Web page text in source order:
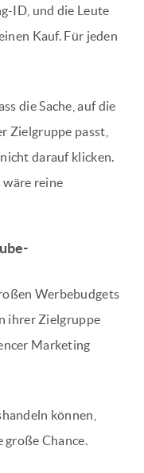
ID, und die Leute
Kauf. Für jeden
die Sache, auf die
Zielgruppe passt,
darauf klicken.
wäre reine
Werbebudgets
ihrer Zielgruppe
Marketing
können,
große Chance.